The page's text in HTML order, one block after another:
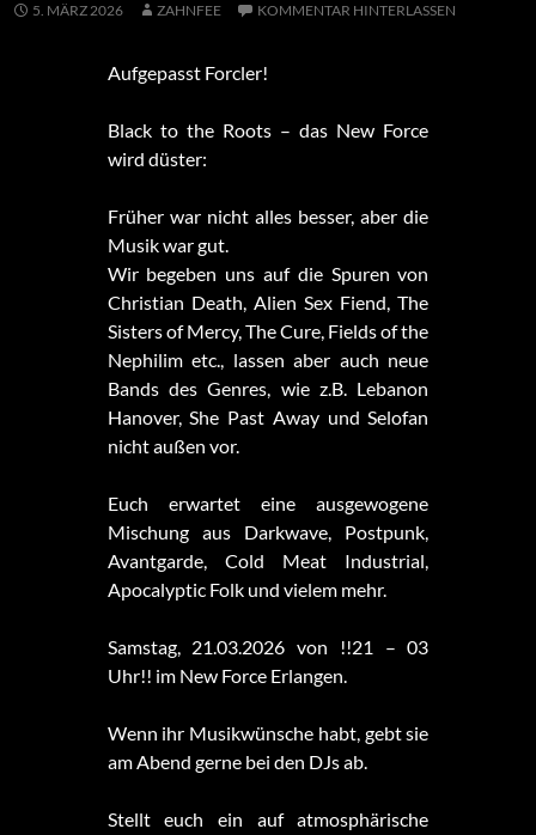
5. MÄRZ 2026 ZAHNFEE KOMMENTAR HINTERLASSEN
Aufgepasst Forcler!
Black to the Roots – das New Force
wird düster:
Früher war nicht alles besser, aber die
Musik war gut.
Wir begeben uns auf die Spuren von
Christian Death, Alien Sex Fiend, The
Sisters of Mercy, The Cure, Fields of the
Nephilim etc., lassen aber auch neue
Bands des Genres, wie z.B. Lebanon
Hanover, She Past Away und Selofan
nicht außen vor.
Euch erwartet eine ausgewogene
Mischung aus Darkwave, Postpunk,
Avantgarde, Cold Meat Industrial,
Apocalyptic Folk und vielem mehr.
Samstag, 21.03.2026 von !!21 – 03
Uhr!! im New Force Erlangen.
Wenn ihr Musikwünsche habt, gebt sie
am Abend gerne bei den DJs ab.
Stellt euch ein auf atmosphärische